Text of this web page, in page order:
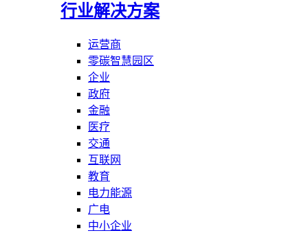
行业解决方案
运营商
零碳智慧园区
企业
政府
金融
医疗
交通
互联网
教育
电力能源
广电
中小企业